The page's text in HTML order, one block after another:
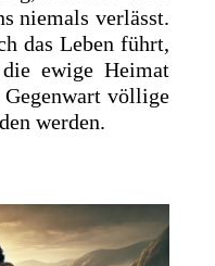
niemals verlässt.
das Leben führt,
ewige Heimat
völlige
werden.